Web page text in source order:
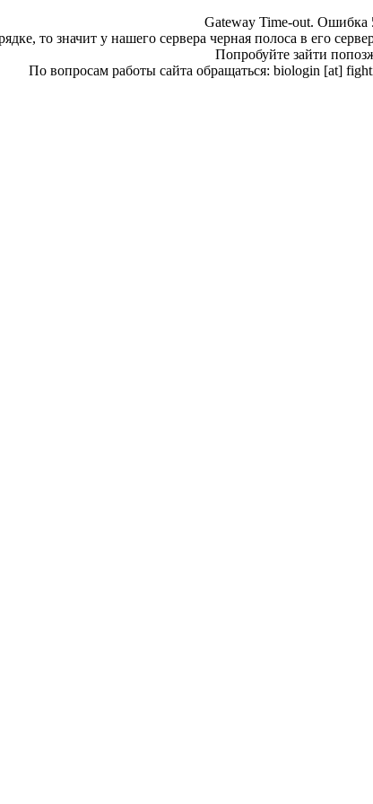
Gateway Time-out. Ошибка
то значит у нашего сервера черная полоса в его
Попробуйте зайти
По вопросам работы сайта обращаться: biologin [at]